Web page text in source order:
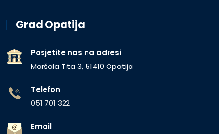
Grad Opatija
Posjetite nas na adresi
Maršala Tita 3, 51410 Opatija
Telefon
051 701 322
Email